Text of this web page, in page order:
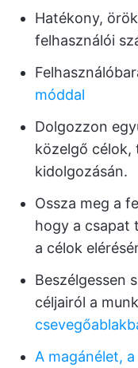
Hatékony,
felhasználói
móddal
Dolgozzon
közelgő célok,
kidolgozásán.
Ossza meg a
hogy a csapat
a célok
Beszélgessen
céljairól a
A magánélet,